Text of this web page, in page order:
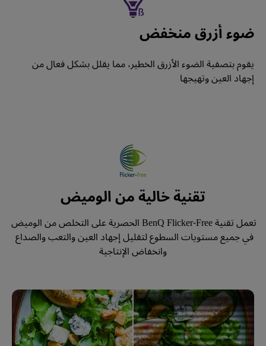
ضوء أزرق منخفض
إجهاد العين وتهيجها
تقنية خالية من الوميض
وانخفاض الإنتاجية